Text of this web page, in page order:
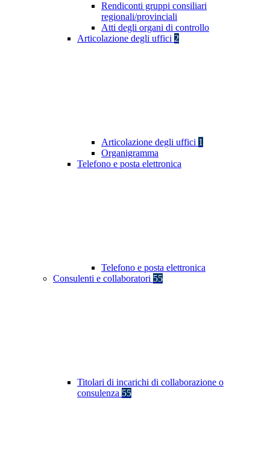
Rendiconti gruppi consiliari
regionali/provinciali
Atti degli organi di controllo
Articolazione degli uffici 2
Articolazione degli uffici 1
Organigramma
Telefono e posta elettronica
Telefono e posta elettronica
Consulenti e collaboratori 55
Titolari di incarichi di collaborazione o
consulenza 55